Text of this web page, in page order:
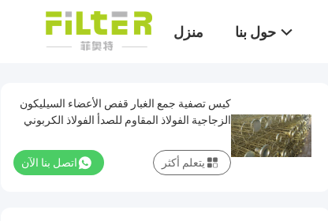
منزل حول بنا
كيس تصفية جمع الغبار قفص الأعضاء السيليكون
الزجاجية الفولاذ المقاوم للصدأ الفولاذ الكربوني
اتصل بنا الآن يتعلم أكثر